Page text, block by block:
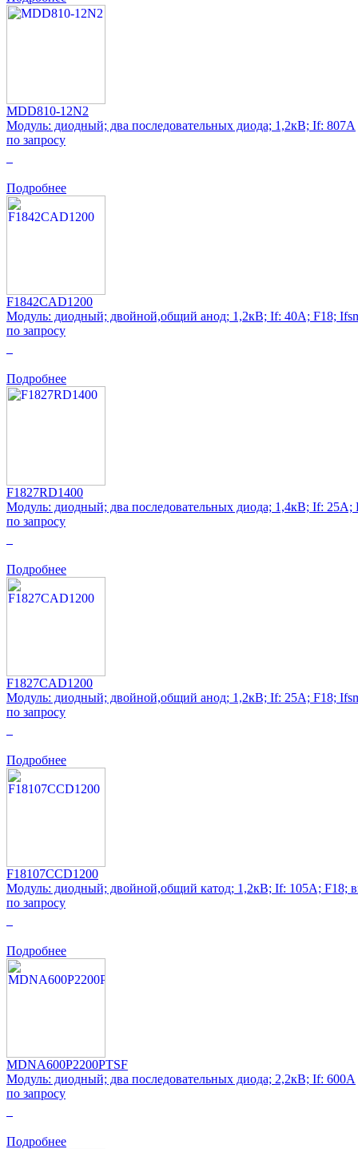
MDD810-12N2
Модуль: диодный; два последовательных диода; 1,2кВ; If: 807А
по запросу
Подробнее
F1842CAD1200
Модуль: диодный; двойной,общий анод; 1,2кВ; If: 40А; F18;
по запросу
Подробнее
F1827RD1400
Модуль: диодный; два последовательных диода; 1,4кВ; If: 25А;
по запросу
Подробнее
F1827CAD1200
Модуль: диодный; двойной,общий анод; 1,2кВ; If: 25А; F18;
по запросу
Подробнее
F18107CCD1200
Модуль: диодный; двойной,общий катод; 1,2кВ; If: 105А; F18;
по запросу
Подробнее
MDNA600P2200PTSF
Модуль: диодный; два последовательных диода; 2,2кВ; If: 600А
по запросу
Подробнее